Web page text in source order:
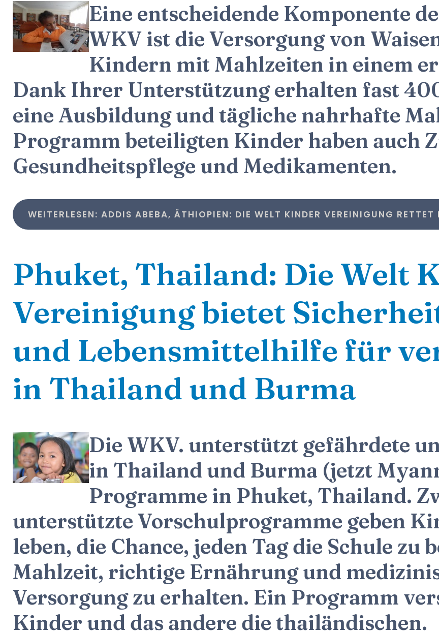
Eine entscheidende Komponente
WKV ist die Versorgung von
Kindern mit Mahlzeiten in einem
Dank Ihrer Unterstützung erhalten fast
eine Ausbildung und tägliche nahrhafte
Programm beteiligten Kinder haben auch
Gesundheitspflege und Medikamenten.
WEITERLESEN: ADDIS ABEBA, ÄTHIOPIEN: DIE WELT KINDER VEREINIGUNG
Phuket, Thailand: Die Welt
Vereinigung bietet
und Lebensmittelhilfe für
in Thailand und Burma
Die WKV. unterstützt gefährdete
in Thailand und Burma (jetzt
Programme in Phuket, Thailand.
unterstützte Vorschulprogramme geben
leben, die Chance, jeden Tag die Schule zu
Mahlzeit, richtige Ernährung und
Versorgung zu erhalten. Ein Programm
Kinder und das andere die thailändischen.